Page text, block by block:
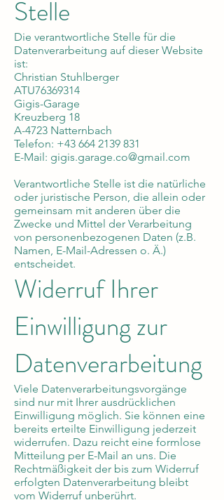
Stelle
Die verantwortliche Stelle für die
Datenverarbeitung auf dieser Website
ist:
Christian Stuhlberger
ATU76369314
Gigis-Garage
Kreuzberg 18
A-4723 Natternbach
Telefon: +43 664 2139 831
E-Mail: gigis.garage.co@gmail.com
Verantwortliche Stelle ist die natürliche
oder juristische Person, die allein oder
gemeinsam mit anderen über die
Zwecke und Mittel der Verarbeitung
von personenbezogenen Daten (z.B.
Namen, E-Mail-Adressen o. Ä.)
entscheidet.
Widerruf Ihrer
Einwilligung zur
Datenverarbeitung
Viele Datenverarbeitungsvorgänge
sind nur mit Ihrer ausdrücklichen
Einwilligung möglich. Sie können eine
bereits erteilte Einwilligung jederzeit
widerrufen. Dazu reicht eine formlose
Mitteilung per E-Mail an uns. Die
Rechtmäßigkeit der bis zum Widerruf
erfolgten Datenverarbeitung bleibt
vom Widerruf unberührt.